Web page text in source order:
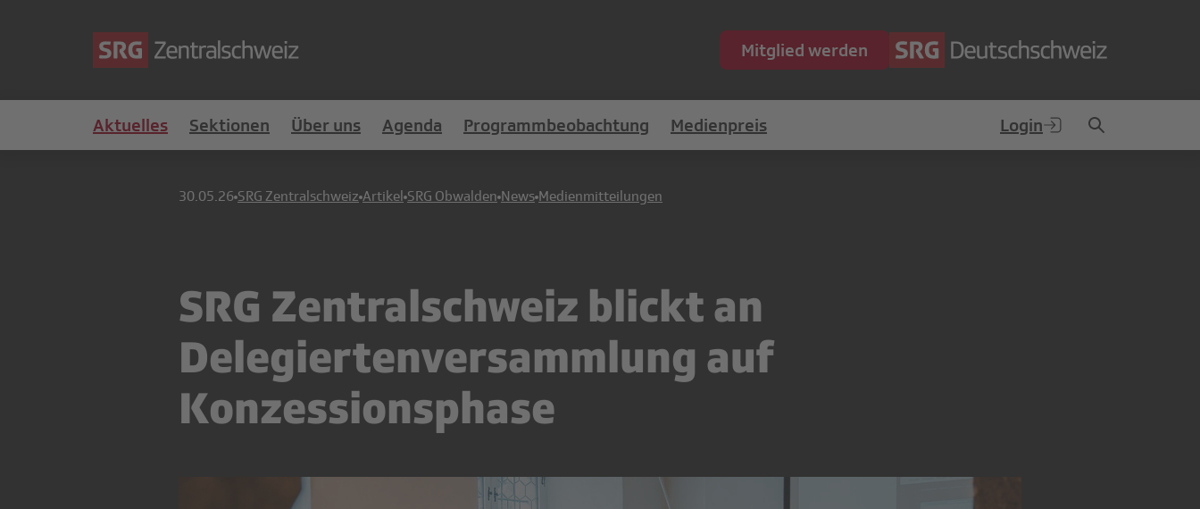
Mitglied werden
Aktuelles Sektionen Über uns Agenda Programmbeobachtung Medienpreis Login
30.05.26 SRG Zentralschweiz Artikel SRG Obwalden News Medienmitteilungen
SRG Zentralschweiz blickt an
Delegiertenversammlung auf
Konzessionsphase